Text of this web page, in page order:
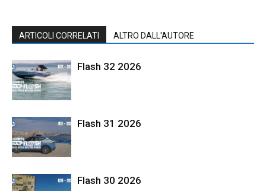
ARTICOLI CORRELATI ALTRO DALL'AUTORE
Flash 32 2026
Flash 31 2026
Flash 30 2026